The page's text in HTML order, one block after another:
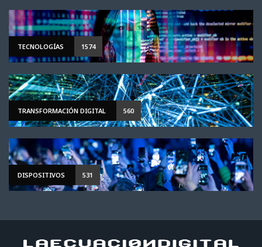
TECNOLOGÍAS 1574
TRANSFORMACIÓN DIGITAL 560
DISPOSITIVOS 531